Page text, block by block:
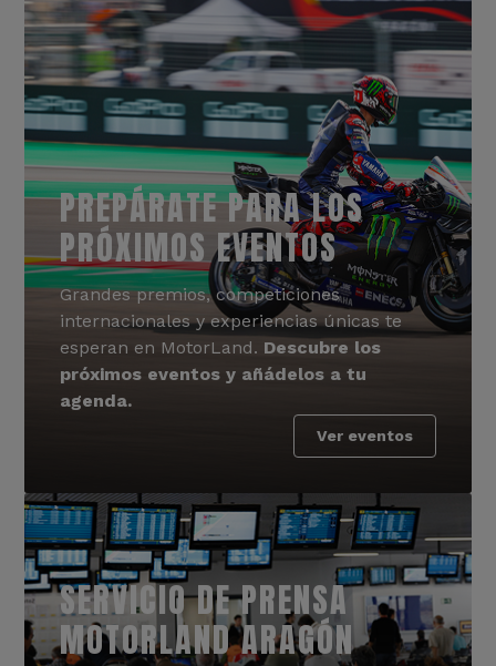
PREPÁRATE PARA LOS
PRÓXIMOS EVENTOS
Grandes premios, competiciones
internacionales y experiencias únicas te
esperan en MotorLand. Descubre los
próximos eventos y añádelos a tu
agenda.
Ver eventos
SERVICIO DE PRENSA
MOTORLAND ARAGÓN